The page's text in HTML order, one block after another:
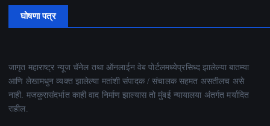
घोषणा पत्र
जागृत महाराष्ट्र न्यूज चॅनेल तथा ऑनलाईन वेब पोर्टलमध्येप्रसिध्द झालेल्या बातम्या
आणि लेखामधुन व्यक्त झालेल्या मतांशी संपादक / संचालक सहमत असतीलच असे
नाही. मजकुरासंदर्भात काही वाद निर्माण झाल्यास तो मुंबई न्यायालया अंतर्गत मर्यादित
राहील.